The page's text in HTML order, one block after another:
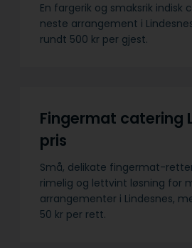
En fargerik og smaksrik indisk
neste arrangement i
rundt 500 kr per gjest.
Fingermat catering
pris
Små, delikate fingermat-
rimelig og lettvint løsning for
arrangementer i Lindesnes,
50 kr per rett.